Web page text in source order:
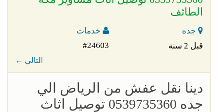
الطائف
جده
خدمات
قبل 2 سنة
#24603
← التالي
دينا نقل عفش من الرياض الي
جده 0539735360 توصيل اثاث